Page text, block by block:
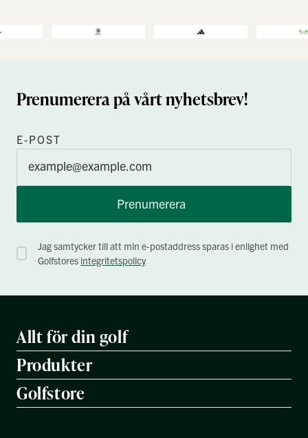
Prenumerera på vårt nyhetsbrev!
E-POST
Prenumerera
Jag samtycker till att min e-postaddress sparas i enlighet med
Golfstores integritetspolicy
Allt för din golf
Produkter
Golfstore